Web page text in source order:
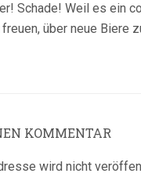
Schade! Weil es ein
über neue Biere
KOMMENTAR
wird nicht